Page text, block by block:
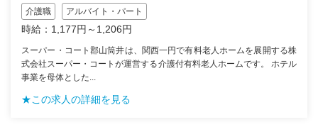
介護職
アルバイト・パート
時給：1,177円～1,206円
スーパー・コート郡山筒井は、関西一円で有料老人ホームを展開する株
式会社スーパー・コートが運営する介護付有料老人ホームです。 ホテル
事業を母体とした...
★この求人の詳細を見る